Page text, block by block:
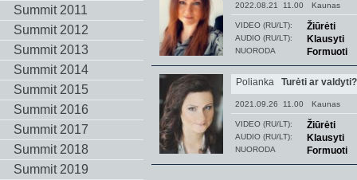
Summit 2011
Summit 2012
Summit 2013
Summit 2014
Summit 2015
Summit 2016
Summit 2017
Summit 2018
Summit 2019
2022.08.21 11.00 Kaunas
VIDEO (RU/LT): Žiūrėti
AUDIO (RU/LT): Klausyti
NUORODA Formuoti
Polianka Turėti ar valdyti?
2021.09.26 11.00 Kaunas
VIDEO (RU/LT): Žiūrėti
AUDIO (RU/LT): Klausyti
NUORODA Formuoti